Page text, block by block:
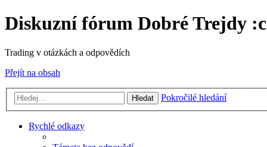
Diskuzní fórum Dobré Trejdy
Trading v otázkách a odpovědích
Přejít na obsah
Hledat Pokročilé hledání
Rychlé odkazy